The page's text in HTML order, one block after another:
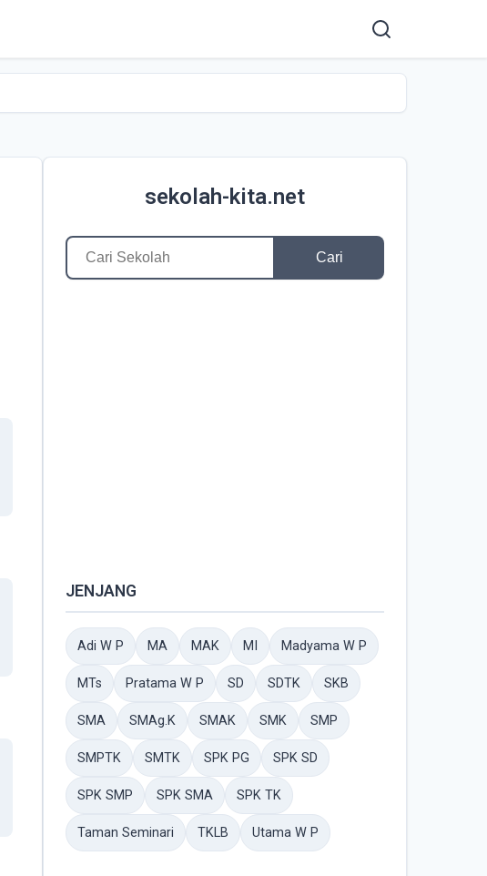
sekolah-kita.net
Cari
JENJANG
Adi W P MA MAK MI Madyama W P
MTs Pratama W P SD SDTK SKB
SMA SMAg.K SMAK SMK SMP
SMPTK SMTK SPK PG SPK SD
SPK SMP SPK SMA SPK TK
Taman Seminari TKLB Utama W P